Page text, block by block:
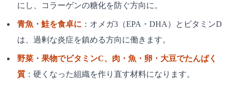
にし、コラーゲンの糖化を防ぐ方向に。
青魚・鮭を食卓に ：オメガ3（EPA・DHA）とビタミンD
は、過剰な炎症を鎮める方向に働きます。
野菜・果物でビタミンC、肉・魚・卵・大豆でたんぱく
質：硬くなった組織を作り直す材料になります。